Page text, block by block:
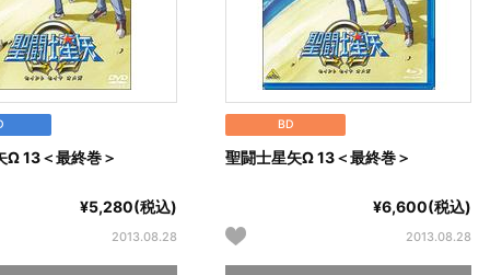
Ω 13＜最終巻＞
¥5,280(税込)
2013.08.28
BD
聖闘士星矢Ω 13＜最終巻＞
¥6,600(税込)
2013.08.28